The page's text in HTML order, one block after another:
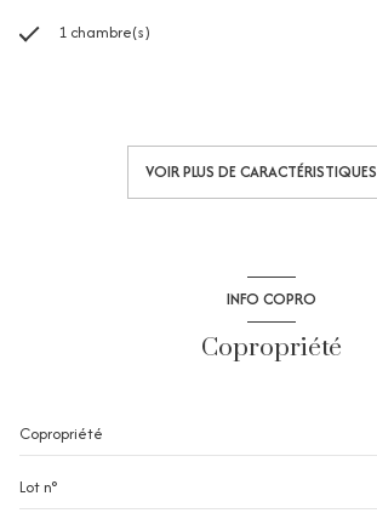
1 chambre(s)
Chauffage individuel : autre (autre)
VOIR PLUS DE CARACTÉRISTIQUES
INFO COPRO
Copropriété
Copropriété
Lot n°